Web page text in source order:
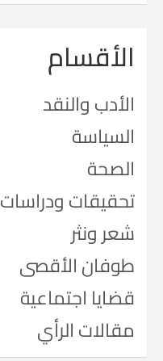
الأقسام
الأدب والنقد
السياسة
الصحة
تحقيقات ودراسات
شعر ونثر
طوفان الأقصى
قضايا اجتماعية
مقالات الرأي